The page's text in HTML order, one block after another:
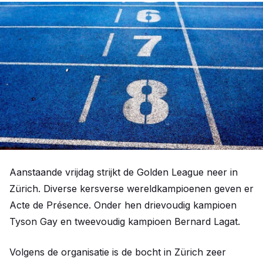
Aanstaande vrijdag strijkt de Golden League neer in
Zürich. Diverse kersverse wereldkampioenen geven er
Acte de Présence. Onder hen drievoudig kampioen
Tyson Gay en tweevoudig kampioen Bernard Lagat.
Volgens de organisatie is de bocht in Zürich zeer